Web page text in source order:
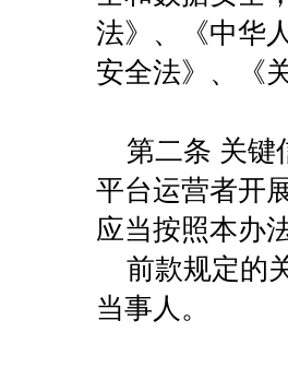
法》、《中华
安全法》、《
第二条 关键
平台运营者开
应当按照本办
前款规定的
当事人。